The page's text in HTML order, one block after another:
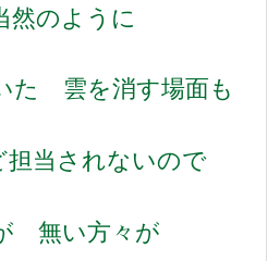
然のように
た 雲を消す場面も
担当されないので
無い方々が